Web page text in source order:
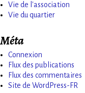
Vie de l'association
Vie du quartier
Méta
Connexion
Flux des publications
Flux des commentaires
Site de WordPress-FR